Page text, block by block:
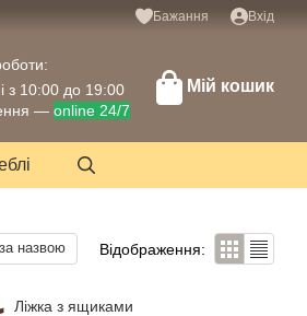
Бажання Вхід
з 10:00 до 19:00
— online 24/7
Мій кошик
за назвою Відображення:
Ліжка з ящиками